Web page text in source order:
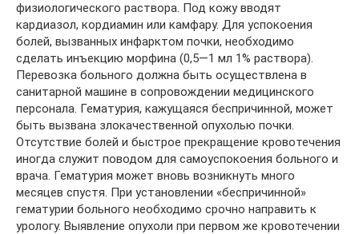
физиологического раствора. Под кожу вводят
кардиазол, кордиамин или камфару. Для успокоения
болей, вызванных инфарктом почки, необходимо
сделать инъекцию морфина (0,5—1 мл 1% раствора).
Перевозка больного должна быть осуществлена в
санитарной машине в сопровождении медицинского
персонала. Гематурия, кажущаяся беспричинной, может
быть вызвана злокачественной опухолью почки.
Отсутствие болей и быстрое прекращение кровотечения
иногда служит поводом для самоуспокоения больного и
врача. Гематурия может вновь возникнуть много
месяцев спустя. При установлении «беспричинной»
гематурии больного необходимо срочно направить к
урологу. Выявление опухоли при первом же кровотечении